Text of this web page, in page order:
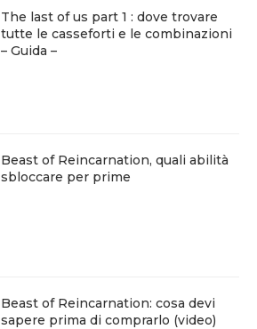
The last of us part 1 : dove trovare
tutte le casseforti e le combinazioni
– Guida –
Beast of Reincarnation, quali abilità
sbloccare per prime
Beast of Reincarnation: cosa devi
sapere prima di comprarlo (video)